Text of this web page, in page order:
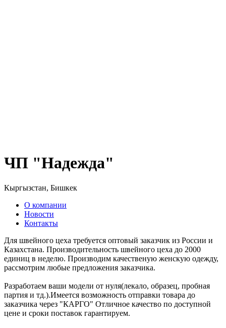
ЧП "Надежда"
Кыргызстан, Бишкек
О компании
Новости
Контакты
Для швейного цеха требуется оптовый заказчик из России и
Казахстана. Производительность швейного цеха до 2000
единиц в неделю. Производим качественую женскую одежду,
рассмотрим любые предложения заказчика.
Разработаем ваши модели от нуля(лекало, образец, пробная
партия и тд.).Имеется возможность отправки товара до
заказчика через "КАРГО" Отличное качество по доступной
цене и сроки поставок гарантируем.